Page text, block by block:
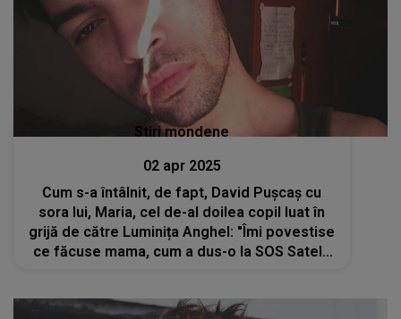
Stiri mondene
02 apr 2025
Cum s-a întâlnit, de fapt, David Pușcaș cu
sora lui, Maria, cel de-al doilea copil luat în
grijă de către Luminița Anghel: "Îmi povestise
ce făcuse mama, cum a dus-o la SOS Satele